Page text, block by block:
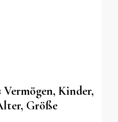
Vermögen, Kinder,
Größe